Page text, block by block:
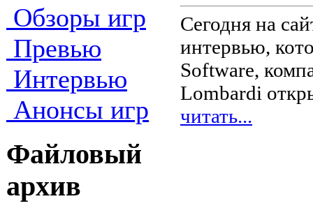
Обзоры игр
Превью
Интервью
Анонсы игр
Файловый
архив
Сегодня на
интервью,
Software,
Lombardi
читать...